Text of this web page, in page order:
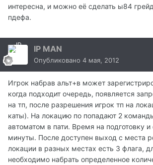
интересна, и можно её сделать ы84
пдефа.
IP MAN
Опубликовано 4 мая, 2012
Игрок набрав альт+в может
когда подходит очередь, появляется
на тп, после разрешения игрок тп на
каты). На локацию по попадают 2
автоматом в пати. Время на подготовку
минуты. После доступен выход с места
локации в разных местах есть 3 флага,
необходимо набрать определенное